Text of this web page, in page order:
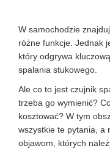
W samochodzie
różne funkcje. Jednak
który odgrywa
spalania stukowego.
Ale co to jest czujnik
trzeba go wymienić?
kosztować? W tym
wszystkie te pytania, a
objawom, których